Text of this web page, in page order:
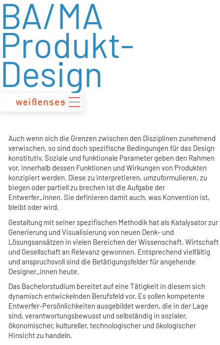
zum
Inhalt
BA/MA
Produkt-
Design
Auch wenn sich die Grenzen zwischen den Disziplinen zunehmend
verwischen, so sind doch spezifische Bedingungen für das Design
konstitutiv. Soziale und funktionale Parameter geben den Rahmen
vor, innerhalb dessen Funktionen und Wirkungen von Produkten
konzipiert werden. Diese zu interpretieren, umzuformulieren, zu
biegen oder partiell zu brechen ist die Aufgabe der
Entwerfer_innen. Sie definieren damit auch, was Konvention ist,
bleibt oder wird.
Gestaltung mit seiner spezifischen Methodik hat als Katalysator zur
Generierung und Visualisierung von neuen Denk- und
Lösungsansätzen in vielen Bereichen der Wissenschaft, Wirtschaft
und Gesellschaft an Relevanz gewonnen. Entsprechend vielfältig
und anspruchsvoll sind die Betätigungsfelder für angehende
Designer_innen heute.
Das Bachelorstudium bereitet auf eine Tätigkeit in diesem sich
dynamisch entwickelnden Berufsfeld vor. Es sollen kompetente
Entwerfer-Persönlichkeiten ausgebildet werden, die in der Lage
sind, verantwortungsbewusst und selbständig in sozialer,
ökonomischer, kultureller, technologischer und ökologischer
Hinsicht zu handeln.